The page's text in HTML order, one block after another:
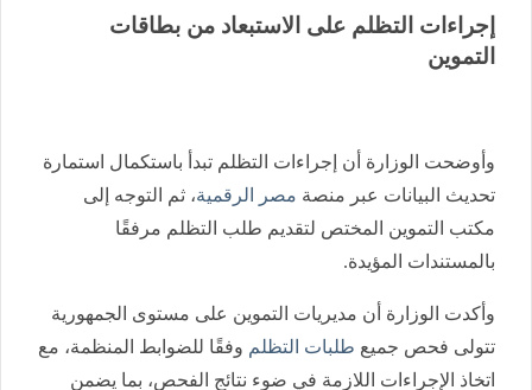
إجراءات التظلم على الاستبعاد من بطاقات
التموين
وأوضحت الوزارة أن إجراءات التظلم تبدأ باستكمال استمارة
تحديث البيانات عبر منصة مصر الرقمية، ثم التوجه إلى
مكتب التموين المختص لتقديم طلب التظلم مرفقًا
بالمستندات المؤيدة.
وأكدت الوزارة أن مديريات التموين على مستوى الجمهورية
تتولى فحص جميع طلبات التظلم وفقًا للضوابط المنظمة، مع
اتخاذ الإجراءات اللازمة في ضوء نتائج الفحص، بما يضمن